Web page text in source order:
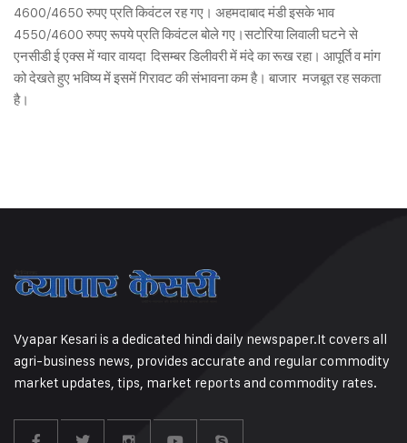
4600/4650 रुपए प्रति किवंटल रह गए। अहमदाबाद मंडी इसके भाव
4550/4600 रुपए रूपये प्रति किवंटल बोले गए।सटोरिया लिवाली घटने से
एनसीडी ई एक्स में ग्वार वायदा दिसम्बर डिलीवरी में मंदे का रूख रहा। आपूर्ति व मांग
को देखते हुए भविष्य में इसमें गिरावट की संभावना कम है। बाजार मजबूत रह सकता
है।
Vyapar Kesari is a dedicated hindi daily newspaper.It covers all
agri-business news, provides accurate and regular commodity
market updates, tips, market reports and commodity rates.